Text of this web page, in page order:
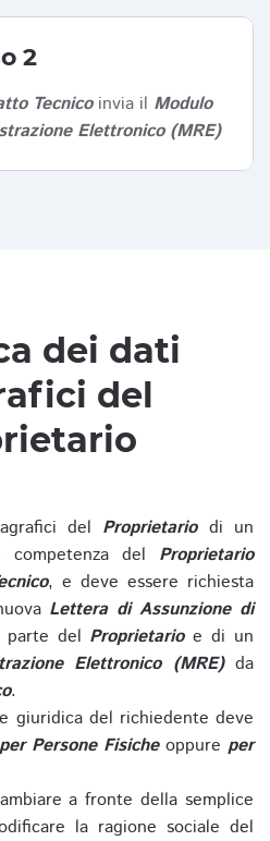
2
Tecnicoinvia il Modulo
Elettronico (MRE)
dei dati
del
del Proprietariodi un
del Proprietario
, e deve essere richiesta
Lettera di Assunzione di
del Proprietarioe di un
Elettronico (MRE)da
.
giuridica del richiedente deve
Persone Fisicheoppure per
a fronte della semplice
la ragione sociale del